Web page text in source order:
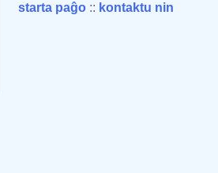
starta paĝo :: kontaktu nin